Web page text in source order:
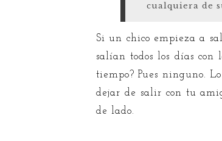
cualquiera de
Si un chico empieza a
salían todos los días con
tiempo? Pues ninguno.
dejar de salir con tu
de lado.